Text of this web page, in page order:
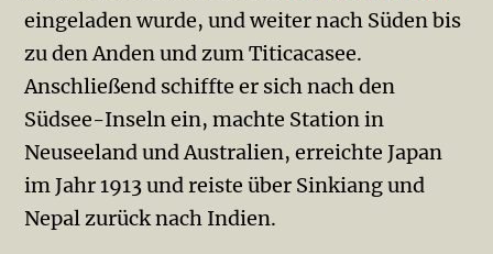
eingeladen wurde, und weiter nach Süden bis
zu den Anden und zum Titicacasee.
Anschließend schiffte er sich nach den
Südsee-Inseln ein, machte Station in
Neuseeland und Australien, erreichte Japan
im Jahr 1913 und reiste über Sinkiang und
Nepal zurück nach Indien.